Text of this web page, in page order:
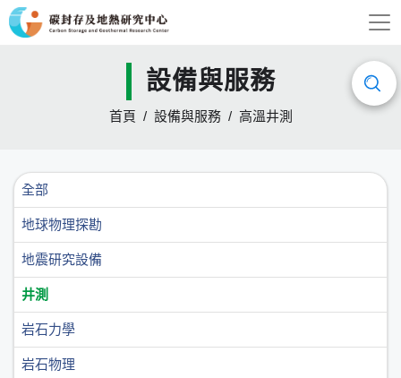
設備與服務
首頁 設備與服務 高溫井測
全部
地球物理探勘
地震研究設備
井測
岩石力學
岩石物理